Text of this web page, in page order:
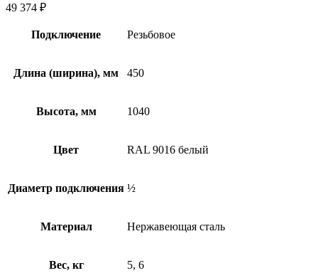
49 374 ₽
Подключение Резьбовое
Длина (ширина), мм 450
Высота, мм 1040
Цвет RAL 9016 белый
Диаметр подключения ½
Материал Нержавеющая сталь
Вес, кг 5, 6